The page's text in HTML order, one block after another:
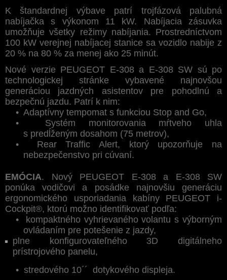
K štandardnej výbave patrí trojfázová palubná
nabíjačka s výkonom 11 kW. Nabíjacia zásuvka
umožňuje všetky režimy nabíjania. Prostredníctvom
100 kW verejnej nabíjacej stanice sa vozidlo nabije z
20 % na 80 % za menej ako 25 minút.
Nové verzie PEUGEOT E-308 a E-308 SW sú po
technologickej stránke vybavené najnovšou
generáciou jazdných asistentov pre pohodlnú a
bezpečnú jazdu. Patrí k nim:
• Adaptívny tempomat s funkciou Stop and Go,
•
Systém monitorovania mŕtveho uhla
s predĺženým dosahom (75 metrov),
•
Rear Traffic Alert, ktorý upozorňuje na
nebezpečenstvo pri cúvaní.
EMÓCIA. Nový PEUGEOT E-308 a E-308 SW
ponúka vodičovi a posádke najnovšiu generáciu
ergonomického usporiadania kabíny PEUGEOT i-
Cockpit®, ktorú možno identifikovať podľa:
•
kompaktného vyhrievaného volantu s výborným
ovládaním pre potešenie z jazdy,
plne konfigurovateľného 3D digitálneho
prístrojového panelu,
• stredového 10´´ dotykového displeja.